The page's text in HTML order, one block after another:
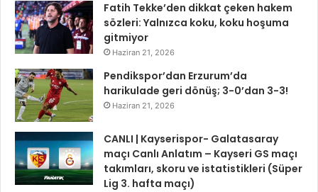
Fatih Tekke’den dikkat çeken hakem
sözleri: Yalnızca koku, koku hoşuma
gitmiyor
Haziran 21, 2026
Pendikspor’dan Erzurum’da
harikulade geri dönüş; 3-0’dan 3-3!
Haziran 21, 2026
CANLI | Kayserispor- Galatasaray
maçı Canlı Anlatım – Kayseri GS maçı
takımları, skoru ve istatistikleri (Süper
Lig 3. hafta maçı)